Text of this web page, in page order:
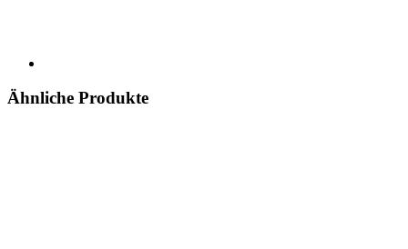
Ähnliche Produkte